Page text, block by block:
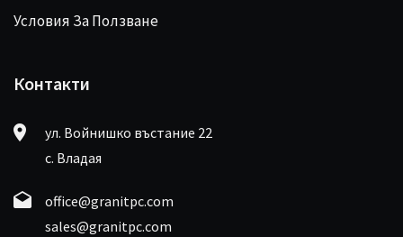
Условия За Ползване
Контакти
ул. Войнишко въстание 22
с. Владая
office@granitpc.com
sales@granitpc.com